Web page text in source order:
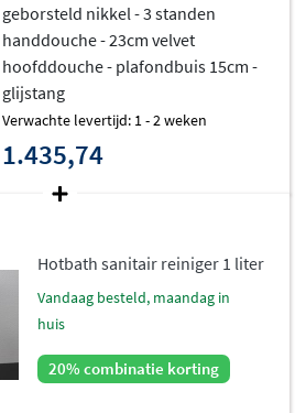
geborsteld nikkel - 3 standen
handdouche - 23cm velvet
hoofddouche - plafondbuis 15cm -
glijstang
Verwachte levertijd: 1 - 2 weken
1.435,74
Hotbath sanitair reiniger 1 liter
vandaag besteld, maandag in
huis
20% combinatie korting